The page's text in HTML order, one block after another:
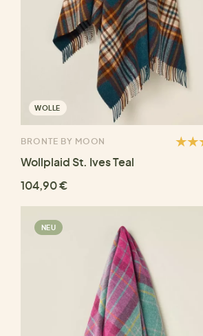
WOLLE
BRONTE BY MOON
Wollplaid St. Ives Teal
104,90 €
NEU